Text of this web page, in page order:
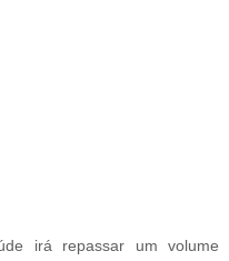
irá repassar um volume